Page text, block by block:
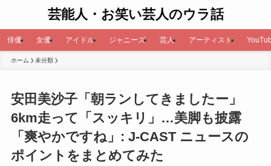
芸能人・お笑い芸人のウラ話
俳優 女優 アイドル ジャニーズ 芸人 アーティスト
ホーム 未分類
安田美沙子「朝ランしてきましたー」
6km走って「スッキリ」…美脚も披露
「爽やかですね」: J-CAST ニュースの
ポイントをまとめてみた